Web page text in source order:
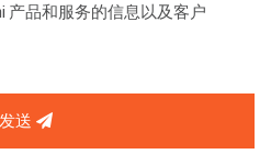
产品和服务的信息以及客户
发送